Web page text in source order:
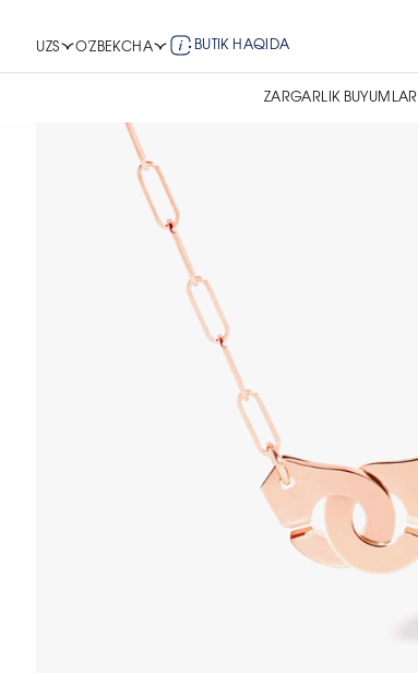
UZS O'ZBEKCHA BUTIK HAQIDA
ZARGARLIK BUYUMLARI